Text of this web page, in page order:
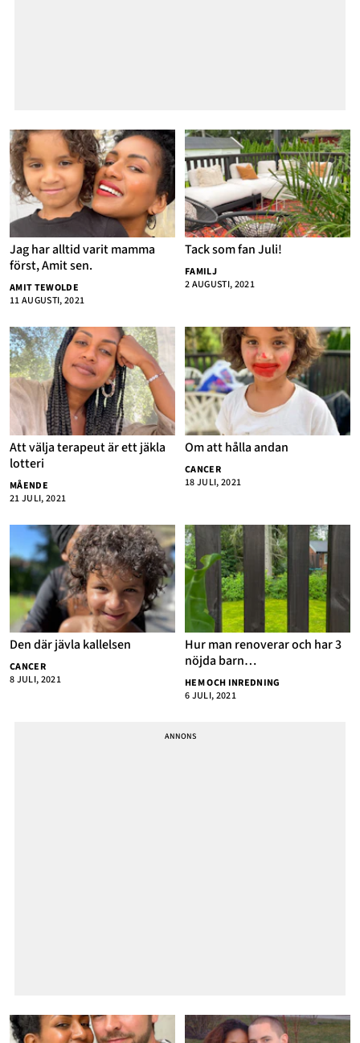
Jag har alltid varit mamma
först, Amit sen.
AMIT TEWOLDE
11 AUGUSTI, 2021
Tack som fan Juli!
FAMILJ
2 AUGUSTI, 2021
Att välja terapeut är ett jäkla
lotteri
MÅENDE
21 JULI, 2021
Om att hålla andan
CANCER
18 JULI, 2021
Den där jävla kallelsen
CANCER
8 JULI, 2021
Hur man renoverar och har 3
nöjda barn…
HEM OCH INREDNING
6 JULI, 2021